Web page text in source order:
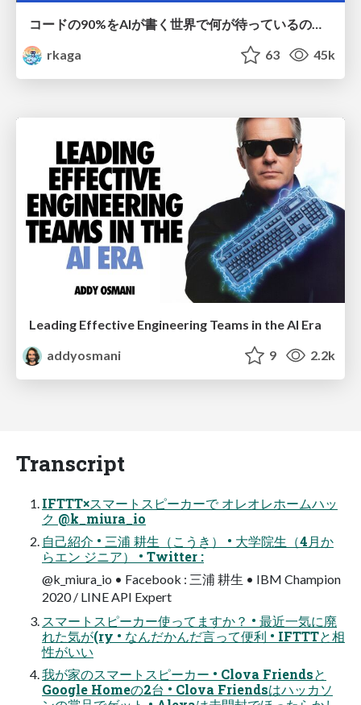
コードの90%をAIが書く世界で何が待っているのか / What awaits us in a world where 90% of the code is written by AI
rkaga
63 45k
Leading Effective Engineering Teams in the AI Era
addyosmani
9 2.2k
Transcript
IFTTT×スマートスピーカーで オレオレホームハッ
ク @k_miura_io
自己紹介 • 三浦 耕生（こうき） • 大学院生（4月か
らエン ジニア） • Twitter :
@k_miura_io • Facebook : 三浦 耕生 • IBM Champion
2020 / LINE API Expert
スマートスピーカー使ってますか？ • 最近一気に廃
れた気が(ry • なんだかんだ言って便利 • IFTTTと相
性がいい
我が家のスマートスピーカー • Clova Friendsと
Google Homeの2台 • Clova Friendsはハッカソ